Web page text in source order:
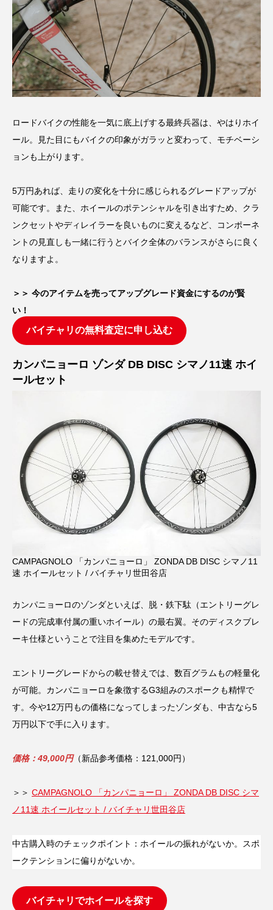
ロードバイクの性能を一気に底上げする最終兵器は、やはりホイ
ール。見た目にもバイクの印象がガラッと変わって、モチベーシ
ョンも上がります。
5万円あれば、走りの変化を十分に感じられるグレードアップが
可能です。また、ホイールのポテンシャルを引き出すため、クラ
ンクセットやディレイラーを良いものに変えるなど、コンポーネ
ントの見直しも一緒に行うとバイク全体のバランスがさらに良く
なりますよ。
＞＞ 今のアイテムを売ってアップグレード資金にするのが賢
い！
バイチャリの無料査定に申し込む
カンパニョーロ ゾンダ DB DISC シマノ11速 ホイ
ールセット
CAMPAGNOLO 「カンパニョーロ」 ZONDA DB DISC シマノ11
速 ホイールセット / バイチャリ世田谷店
カンパニョーロのゾンダといえば、脱・鉄下駄（エントリーグレ
ードの完成車付属の重いホイール）の最右翼。そのディスクブレ
ーキ仕様ということで注目を集めたモデルです。
エントリーグレードからの載せ替えでは、数百グラムもの軽量化
が可能。カンパニョーロを象徴するG3組みのスポークも精悍で
す。今や12万円もの価格になってしまったゾンダも、中古なら5
万円以下で手に入ります。
価格：49,000円（新品参考価格：121,000円）
＞＞ CAMPAGNOLO 「カンパニョーロ」 ZONDA DB DISC シマ
ノ11速 ホイールセット / バイチャリ世田谷店
中古購入時のチェックポイント：ホイールの振れがないか。スポ
ークテンションに偏りがないか。
バイチャリでホイールを探す